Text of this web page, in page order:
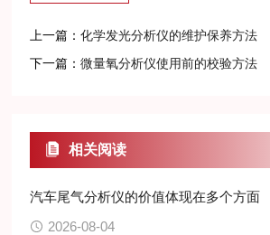
上一篇：化学发光分析仪的维护保养方法
下一篇：微量氧分析仪使用前的校验方法
相关阅读
汽车尾气分析仪的价值体现在多个方面
2026-08-04